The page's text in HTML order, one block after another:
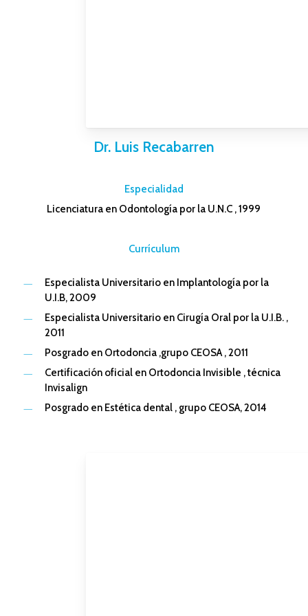
Dr. Luis Recabarren
Especialidad
Licenciatura en Odontología por la U.N.C , 1999
Currículum
Especialista Universitario en Implantología por la
U.I.B, 2009
Especialista Universitario en Cirugía Oral por la U.I.B. ,
2011
Posgrado en Ortodoncia ,grupo CEOSA , 2011
Certificación oficial en Ortodoncia Invisible , técnica
Invisalign
Posgrado en Estética dental , grupo CEOSA, 2014